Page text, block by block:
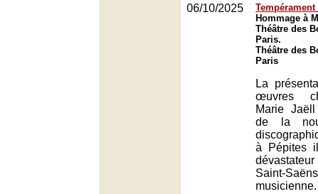
06/10/2025
Tempérament
Hommage à
Théâtre des
Paris.
Théâtre des
Paris
La
œuvres
Marie
de la
à Pépites
Saint-